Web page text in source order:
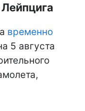
временно
5 августа